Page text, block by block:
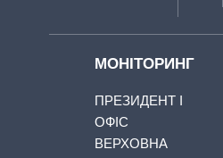
МОНІТОРИНГ
ПРЕЗИДЕНТ І
ОФІС
ВЕРХОВНА